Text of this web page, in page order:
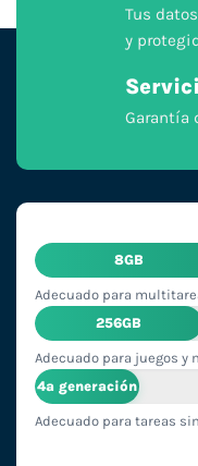
Tus
y
Garantía
8GB
Adecuado para
256GB
Adecuado para juegos y
4ª generación
Adecuado para tareas